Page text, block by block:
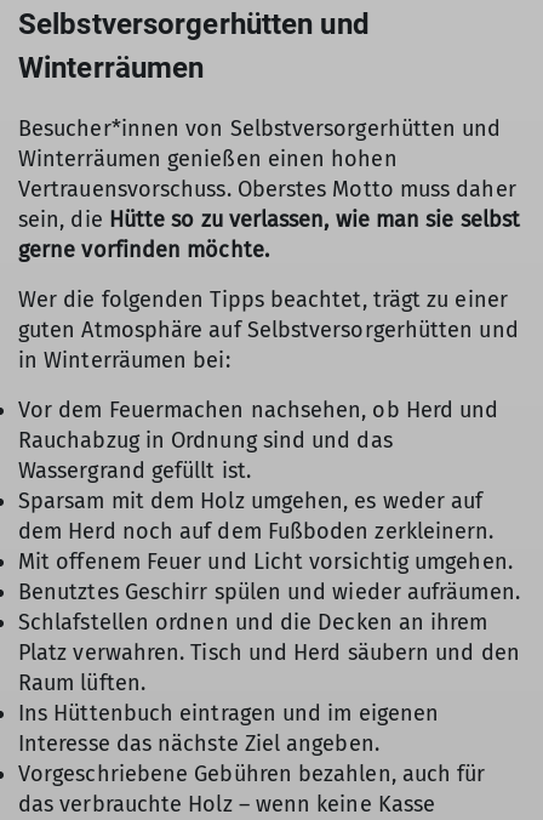
Selbstversorgerhütten und
Winterräumen
Besucher*innen von Selbstversorgerhütten und
Winterräumen genießen einen hohen
Vertrauensvorschuss. Oberstes Motto muss daher
sein, die Hütte so zu verlassen, wie man sie selbst
gerne vorfinden möchte.
Wer die folgenden Tipps beachtet, trägt zu einer
guten Atmosphäre auf Selbstversorgerhütten und
in Winterräumen bei:
Vor dem Feuermachen nachsehen, ob Herd und
Rauchabzug in Ordnung sind und das
Wassergrand gefüllt ist.
Sparsam mit dem Holz umgehen, es weder auf
dem Herd noch auf dem Fußboden zerkleinern.
Mit offenem Feuer und Licht vorsichtig umgehen.
Benutztes Geschirr spülen und wieder aufräumen.
Schlafstellen ordnen und die Decken an ihrem
Platz verwahren. Tisch und Herd säubern und den
Raum lüften.
Ins Hüttenbuch eintragen und im eigenen
Interesse das nächste Ziel angeben.
Vorgeschriebene Gebühren bezahlen, auch für
das verbrauchte Holz – wenn keine Kasse